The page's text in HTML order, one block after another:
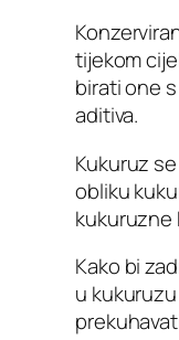
tijekom
birati one
aditiva.
Kukuruz
obliku
kukuruzne
Kako bi
u